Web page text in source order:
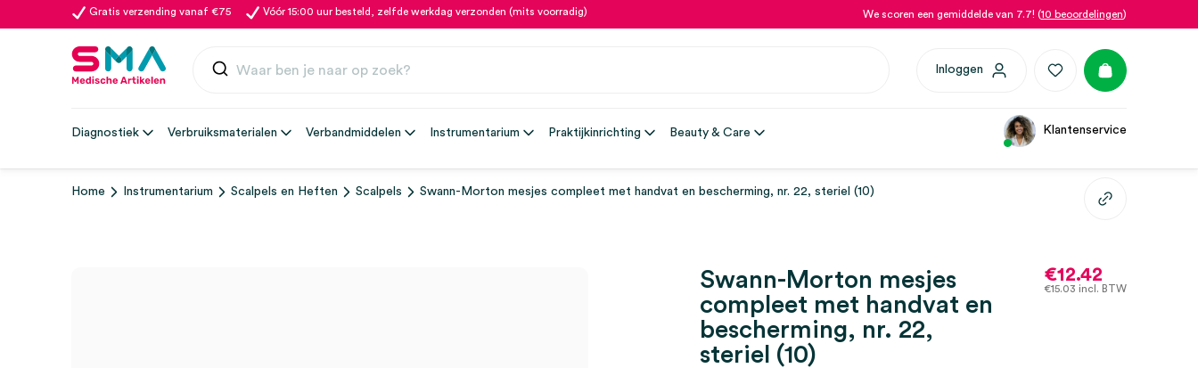
Gratis verzending vanaf €75 Vóór 15:00 uur besteld, zelfde werkdag verzonden (mits voorradig) We scoren een gemiddelde van 7.7! (10 beoordelingen)
Inloggen
Diagnostiek Verbruiksmaterialen Verbandmiddelen Instrumentarium Praktijkinrichting Beauty & Care Klantenservice
Home Instrumentarium Scalpels en Heften Scalpels Swann-Morton mesjes compleet met handvat en bescherming, nr. 22, steriel (10)
Swann-Morton mesjes
compleet met handvat en
bescherming, nr. 22,
steriel (10)
€12.42
€15.03 incl. BTW